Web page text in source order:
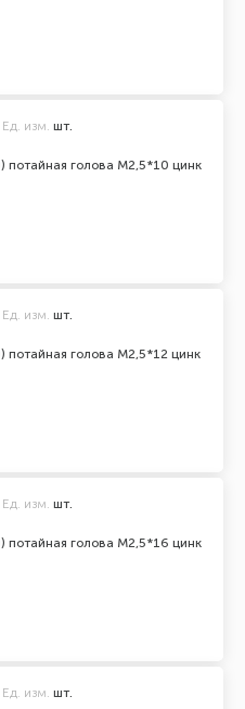
голова М2,5*10 цинк
Ед. изм. шт.
голова М2,5*12 цинк
Ед. изм. шт.
голова М2,5*16 цинк
Ед. изм. шт.
Ед. изм. шт.